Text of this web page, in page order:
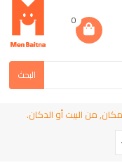
0
البحث
من البيت أو الدكان.